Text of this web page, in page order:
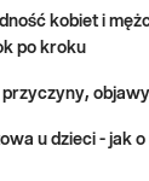
kobiet i
po kroku
przyczyny,
u dzieci - jak o